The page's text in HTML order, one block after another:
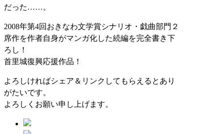
だった……。
2008年第4回おきなわ文学賞シナリオ・戯曲部門２
席作を作者自身がマンガ化した続編を完全書き下
ろし！
首里城復興応援作品！
よろしければシェア＆リンクしてもらえるとあり
がたいです。
よろしくお願い申し上げます。